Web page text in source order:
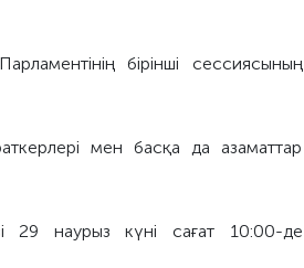
бірінші сессиясының
мен басқа да азаматтар
29 наурыз күні сағат 10:00-де